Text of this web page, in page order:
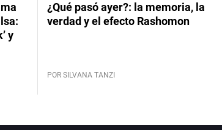
y
¿Qué pasó ayer?: la memoria, la
verdad y el efecto Rashomon
POR SILVANA TANZI